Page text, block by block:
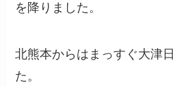
を降りました。
北熊本からはまっすぐ大津
た。